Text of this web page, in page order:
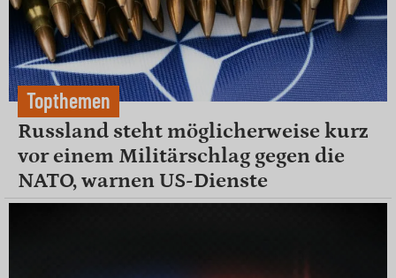
Topthemen
Russland steht möglicherweise kurz
vor einem Militärschlag gegen die
NATO, warnen US-Dienste